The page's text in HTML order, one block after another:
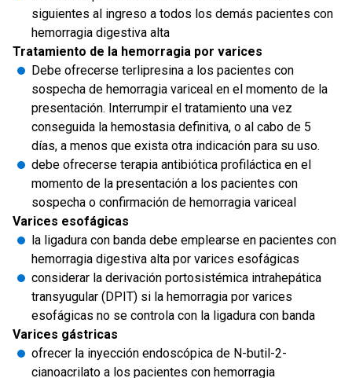
siguientes al ingreso a todos los demás pacientes con
hemorragia digestiva alta
Tratamiento de la hemorragia por varices
Debe ofrecerse terlipresina a los pacientes con
sospecha de hemorragia variceal en el momento de la
presentación. Interrumpir el tratamiento una vez
conseguida la hemostasia definitiva, o al cabo de 5
días, a menos que exista otra indicación para su uso.
debe ofrecerse terapia antibiótica profiláctica en el
momento de la presentación a los pacientes con
sospecha o confirmación de hemorragia variceal
Varices esofágicas
la ligadura con banda debe emplearse en pacientes con
hemorragia digestiva alta por varices esofágicas
considerar la derivación portosistémica intrahepática
transyugular (DPIT) si la hemorragia por varices
esofágicas no se controla con la ligadura con banda
Varices gástricas
ofrecer la inyección endoscópica de N-butil-2-
cianoacrilato a los pacientes con hemorragia